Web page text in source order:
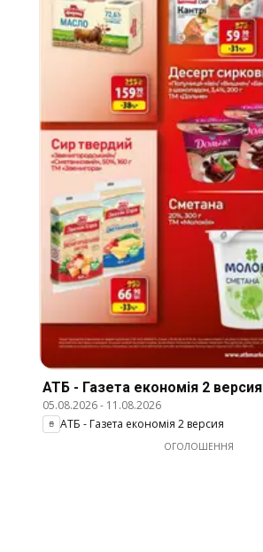
АТБ - Газета економія 2 версия
05.08.2026- 11.08.2026
АТБ - Газета економія 2 версия
ОГОЛОШЕННЯ